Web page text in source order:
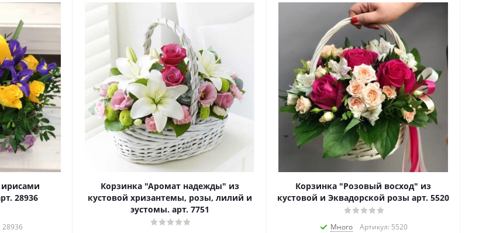
28936
28936
Корзинка "Аромат надежды" из
кустовой хризантемы, розы, лилий и
эустомы. арт. 7751
Корзинка "Розовый восход" из
кустовой и Эквадорской розы арт. 5520
Много Артикул: 5520